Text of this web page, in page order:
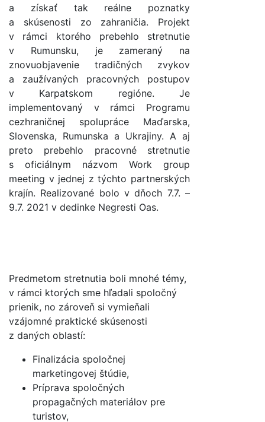
a získať tak reálne poznatky
a skúsenosti zo zahraničia. Projekt
v rámci ktorého prebehlo stretnutie
v Rumunsku, je zameraný na
znovuobjavenie tradičných zvykov
a zaužívaných pracovných postupov
v Karpatskom regióne. Je
implementovaný v rámci Programu
cezhraničnej spolupráce Maďarska,
Slovenska, Rumunska a Ukrajiny. A aj
preto prebehlo pracovné stretnutie
s oficiálnym názvom Work group
meeting v jednej z týchto partnerských
krajín. Realizované bolo v dňoch 7.7. –
9.7. 2021 v dedinke Negresti Oas.
Predmetom stretnutia boli mnohé témy,
v rámci ktorých sme hľadali spoločný
prienik, no zároveň si vymieňali
vzájomné praktické skúsenosti
z daných oblastí:
Finalizácia spoločnej
marketingovej štúdie,
Príprava spoločných
propagačných materiálov pre
turistov,